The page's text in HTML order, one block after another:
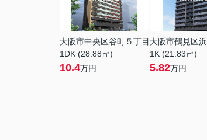
大阪市中央区谷町５丁目
1DK (28.88㎡)
10.4万円
大阪市鶴見区
1K (21.83㎡)
5.82万円